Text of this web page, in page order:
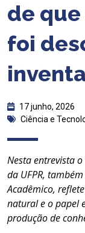
de
foi
17 junho, 2026
Ciência e
Nesta entrevista
da UFPR,
Acadêmico,
natural e o papel
produção de